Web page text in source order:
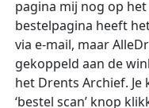
pagina mij nog op
bestelpagina heeft
via e-mail, maar
gekoppeld aan de
het Drents Archief.
‘bestel scan’ knop